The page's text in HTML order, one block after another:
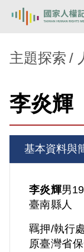
新生訓導處
主題探索
背景知識
關於我們
主題探索
李炎輝
基本資料與
李炎輝男
臺南縣人
羈押/執行
原臺灣省